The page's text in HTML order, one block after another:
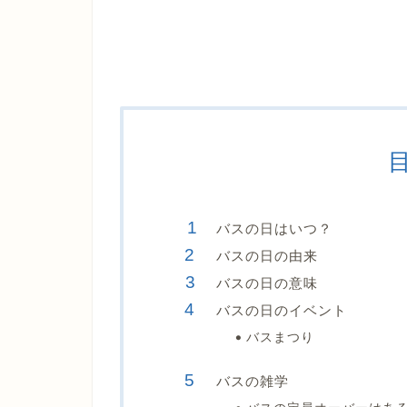
バスの日はいつ？
バスの日の由来
バスの日の意味
バスの日のイベント
バスまつり
バスの雑学